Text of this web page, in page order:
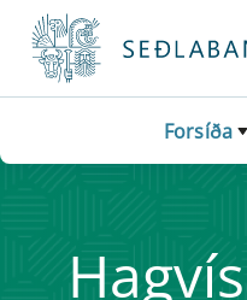
Fara beint í Meginmál
Forsíða